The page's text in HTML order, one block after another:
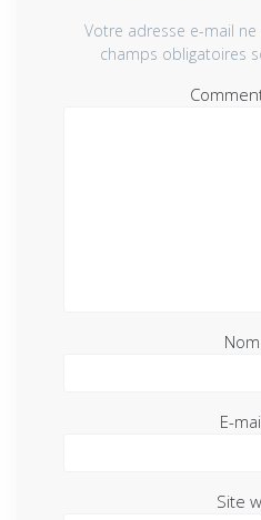
Votre adresse e-mail
champs obligatoires
Nom
E-
Site